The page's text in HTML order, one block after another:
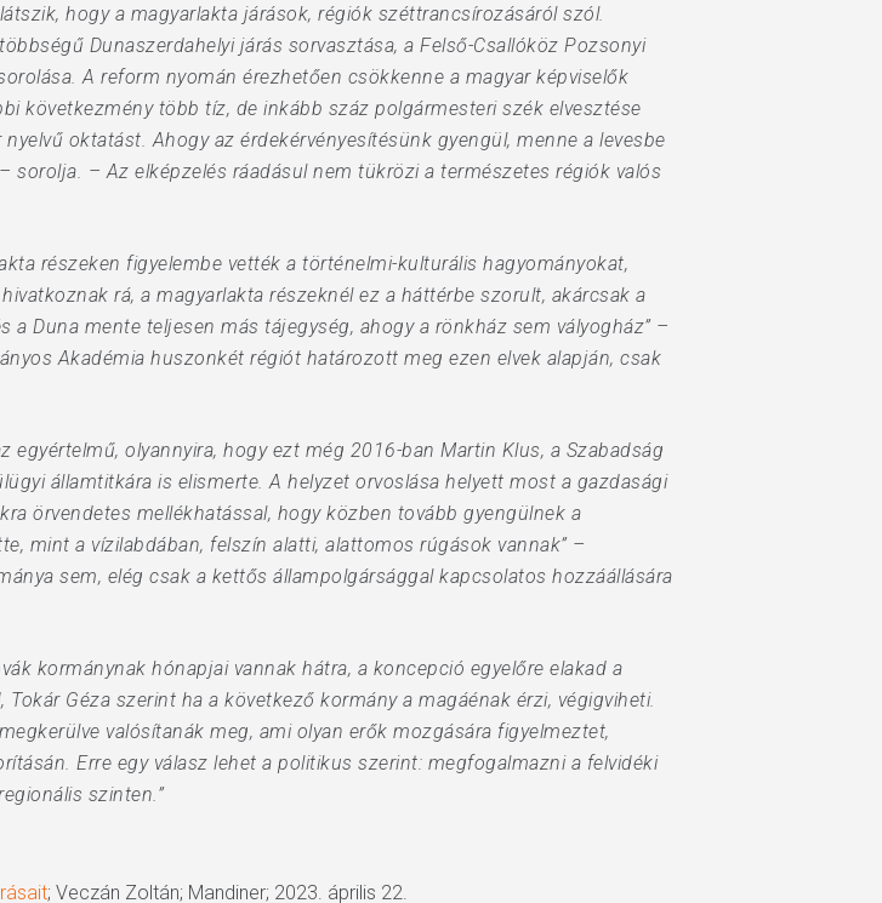
hogy a magyarlakta járások, régiók széttrancsírozásáról szól.
Dunaszerdahelyi járás sorvasztása, a Felső-Csallóköz Pozsonyi
A reform nyomán érezhetően csökkenne a magyar képviselők
következmény több tíz, de inkább száz polgármesteri szék elvesztése
oktatást. Ahogy az érdekérvényesítésünk gyengül, menne a levesbe
– Az elképzelés ráadásul nem tükrözi a természetes régiók valós
részeken figyelembe vették a történelmi-kulturális hagyományokat,
rá, a magyarlakta részeknél ez a háttérbe szorult, akárcsak a
Duna mente teljesen más tájegység, ahogy a rönkház sem vályogház” –
Akadémia huszonkét régiót határozott meg ezen elvek alapján, csak
egyértelmű, olyannyira, hogy ezt még 2016-ban Martin Klus, a Szabadság
államtitkára is elismerte. A helyzet orvoslása helyett most a gazdasági
örvendetes mellékhatással, hogy közben tovább gyengülnek a
mint a vízilabdában, felszín alatti, alattomos rúgások vannak” –
sem, elég csak a kettős állampolgársággal kapcsolatos hozzáállására
kormánynak hónapjai vannak hátra, a koncepció egyelőre elakad a
Géza szerint ha a következő kormány a magáénak érzi, végigviheti.
valósítanák meg, ami olyan erők mozgására figyelmeztet,
Erre egy válasz lehet a politikus szerint: megfogalmazni a felvidéki
szinten.”
; Veczán Zoltán; Mandiner; 2023. április 22.